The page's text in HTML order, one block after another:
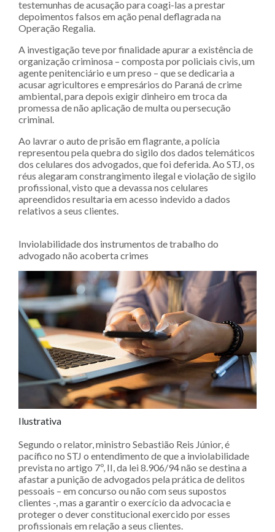
testemunhas de acusação para coagi-las a prestar
depoimentos falsos em ação penal deflagrada na
Operação Regalia.
A investigação teve por finalidade apurar a existência de
organização criminosa – composta por policiais civis, um
agente penitenciário e um preso – que se dedicaria a
acusar agricultores e empresários do Paraná de crime
ambiental, para depois exigir dinheiro em troca da
promessa de não aplicação de multa ou persecução
criminal.
Ao lavrar o auto de prisão em flagrante, a polícia
representou pela quebra do sigilo dos dados telemáticos
dos celulares dos advogados, que foi deferida. Ao STJ, os
réus alegaram constrangimento ilegal e violação de sigilo
profissional, visto que a devassa nos celulares
apreendidos resultaria em acesso indevido a dados
relativos a seus clientes.
Inviolabilidade dos instrumentos de trabalho do
advogado não acoberta crimes
Ilustrativa
Segundo o relator, ministro Sebastião Reis Júnior, é
pacífico no STJ o entendimento de que a inviolabilidade
prevista no artigo 7º, II, da lei 8.906/94 não se destina a
afastar a punição de advogados pela prática de delitos
pessoais – em concurso ou não com seus supostos
clientes -, mas a garantir o exercício da advocacia e
proteger o dever constitucional exercido por esses
profissionais em relação a seus clientes.